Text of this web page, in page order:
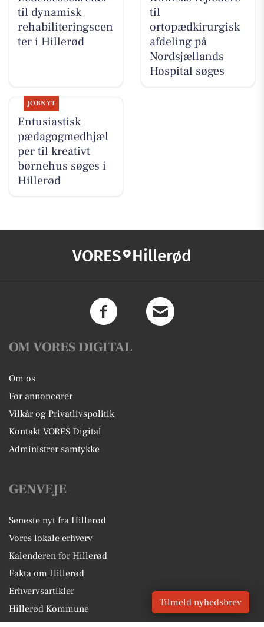
til dynamisk
rehabiliteringscen
ter i Hillerød
til
ortopædkirurgisk
afdeling på
Nordsjællands
Hospital søges
JOBNYT
Entusiastisk
pædagogmedhjæl
per til kreativt
børnehus søges i
Hillerød
VORES Hillerød
OM VORES DIGITAL
Om os
For annoncører
Vilkår og Privatlivspolitik
Kontakt VORES Digital
Administrer samtykke
GENVEJE
Seneste nyt fra Hillerød
Vores lokale erhverv
Kalenderen for Hillerød
Fakta om Hillerød
Erhvervsartikler
Hillerød Kommune
Tilmeld nyhedsbrev